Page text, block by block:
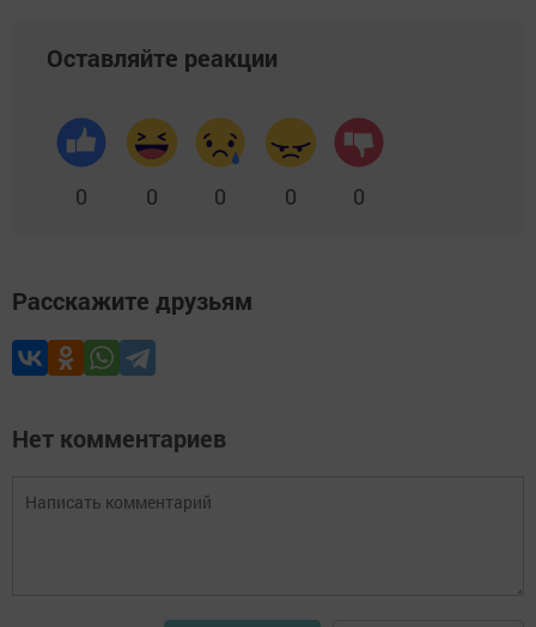
Оставляйте реакции
0 0 0 0 0
Расскажите друзьям
Нет комментариев